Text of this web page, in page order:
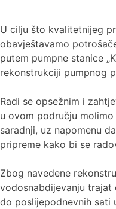
U cilju što kvalitetnijeg
obavještavamo
putem pumpne stanice
rekonstrukciji pumpnog
Radi se opsežnim i
u ovom području
saradnji, uz napomenu
pripreme kako bi se
Zbog navedene
vodosnabdijevanju trajat
do poslijepodnevnih sati